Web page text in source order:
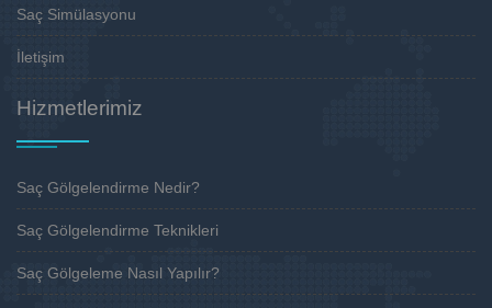
Saç Simülasyonu
İletişim
Hizmetlerimiz
Saç Gölgelendirme Nedir?
Saç Gölgelendirme Teknikleri
Saç Gölgeleme Nasıl Yapılır?